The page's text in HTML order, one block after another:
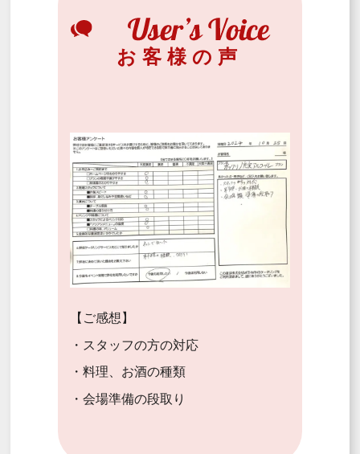
お客様の声
【ご感想】
・スタッフの方の対応
・料理、お酒の種類
・会場準備の段取り